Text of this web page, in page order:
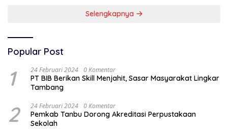
Selengkapnya
Popular Post
1 24 Februari 2024 0 Komentar
PT BIB Berikan Skill Menjahit, Sasar Masyarakat Lingkar
Tambang
2 24 Februari 2024 0 Komentar
Pemkab Tanbu Dorong Akreditasi Perpustakaan
Sekolah